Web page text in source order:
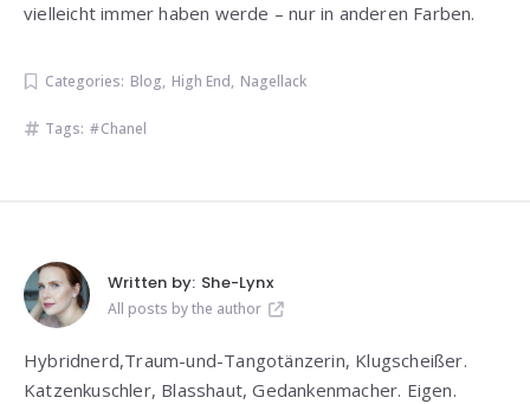
vielleicht immer haben werde – nur in anderen Farben.
Categories: Blog, High End, Nagellack
Tags: Chanel
Written by: She-Lynx
All posts by the author
Hybridnerd,Traum-und-Tangotänzerin, Klugscheißer.
Katzenkuschler, Blasshaut, Gedankenmacher. Eigen.